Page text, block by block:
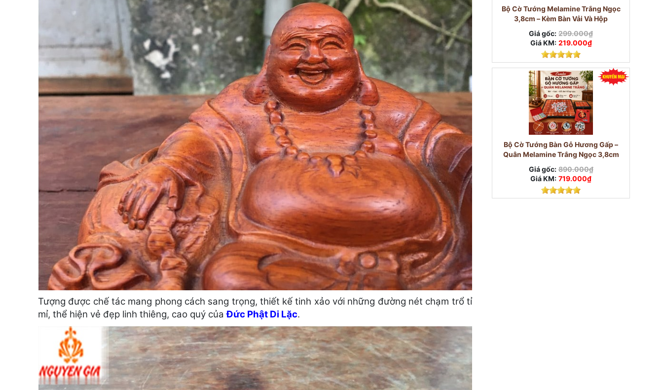
Tượng được chế tác mang phong cách sang trọng, thiết kế tinh xảo với những đường nét chạm trổ tỉ
mỉ, thể hiện vẻ đẹp linh thiêng, cao quý củaĐức Phật Di Lặc.
Bộ Cờ Tướng Melamine Trắng Ngọc
3,8cm – Kèm Bàn Vải Và Hộp
Giá gốc: 299.000₫
Giá KM: 219.000₫
Bộ Cờ Tướng Bàn Gỗ Hương Gấp –
Quân Melamine Trắng Ngọc 3,8cm
Giá gốc: 890.000₫
Giá KM: 719.000₫